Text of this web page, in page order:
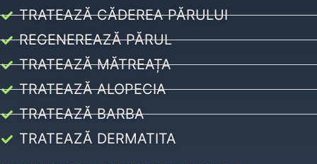
TRATEAZĂ CĂDEREA PĂRULUI
REGENEREAZĂ PĂRUL
TRATEAZĂ MĂTREAȚA
TRATEAZĂ ALOPECIA
TRATEAZĂ BARBA
TRATEAZĂ DERMATITA